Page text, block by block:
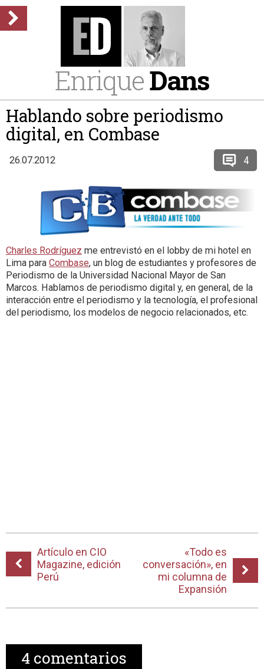
EnriqueDans
Hablando sobre periodismo
digital, en Combase
26.07.2012 4
Charles Rodríguez me entrevistó en el lobby de mi hotel en
Lima para Combase, un blog de estudiantes y profesores de
Periodismo de la Universidad Nacional Mayor de San
Marcos. Hablamos de periodismo digital y, en general, de la
interacción entre el periodismo y la tecnología, el profesional
del periodismo, los modelos de negocio relacionados, etc.
Artículo en CIO
Magazine, edición
Perú
«Todo es
conversación», en
mi columna de
Expansión
4 comentarios